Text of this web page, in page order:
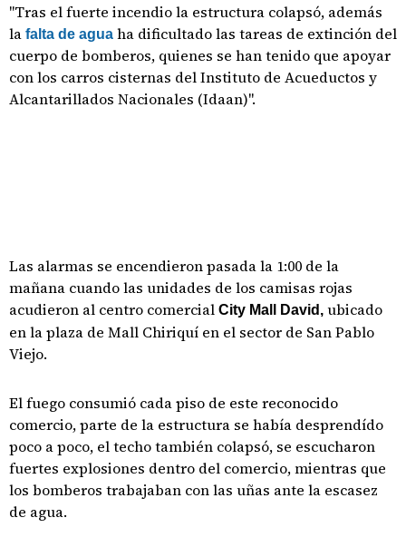
"Tras el fuerte incendio la estructura colapsó, además
la falta de agua ha dificultado las tareas de extinción del
cuerpo de bomberos, quienes se han tenido que apoyar
con los carros cisternas del Instituto de Acueductos y
Alcantarillados Nacionales (Idaan)".
Las alarmas se encendieron pasada la 1:00 de la
mañana cuando las unidades de los camisas rojas
acudieron al centro comercial City Mall David, ubicado
en la plaza de Mall Chiriquí en el sector de San Pablo
Viejo.
El fuego consumió cada piso de este reconocido
comercio, parte de la estructura se había desprendído
poco a poco, el techo también colapsó, se escucharon
fuertes explosiones dentro del comercio, mientras que
los bomberos trabajaban con las uñas ante la escasez
de agua.